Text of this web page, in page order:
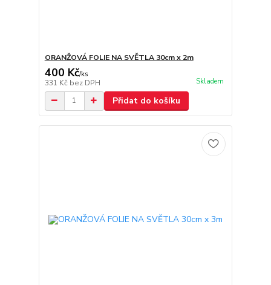
ORANŽOVÁ FOLIE NA SVĚTLA 30cm x 2m
400 Kč/ks
331 Kč bez DPH Skladem
Přidat do košíku